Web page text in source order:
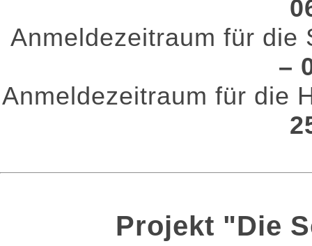
Anmeldezeitraum für
–
Anmeldezeitraum für
Projekt "Die